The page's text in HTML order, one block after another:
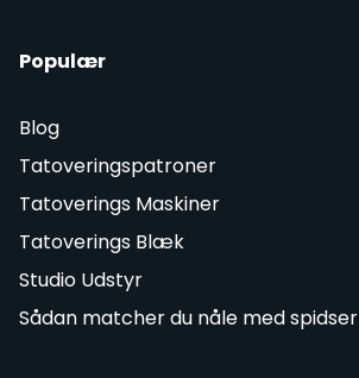
Populær
Blog
Tatoveringspatroner
Tatoverings Maskiner
Tatoverings Blæk
Studio Udstyr
Sådan matcher du nåle med spidser